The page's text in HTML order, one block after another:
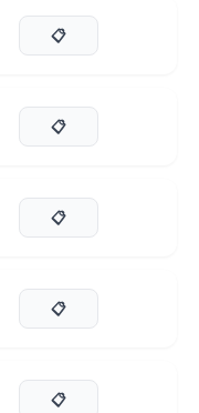
📋
📋
📋
📋
📋